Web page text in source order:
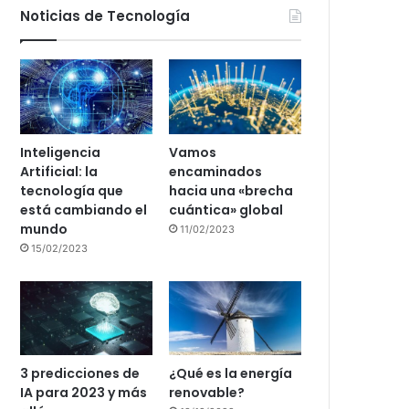
Noticias de Tecnología
Inteligencia
Artificial: la
tecnología que
está cambiando el
mundo
15/02/2023
Vamos
encaminados
hacia una «brecha
cuántica» global
11/02/2023
3 predicciones de
IA para 2023 y más
¿Qué es la energía
renovable?